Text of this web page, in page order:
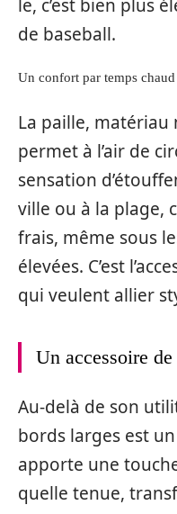
le, c’est bien plus
de baseball.
Un confort par temps chaud
La paille,
permet à l’air de
sensation
ville ou à la plage,
frais, même sous
élevées. C’est
qui veulent allier
Un accessoire
Au-delà de son
bords larges est
apporte une
quelle tenue,